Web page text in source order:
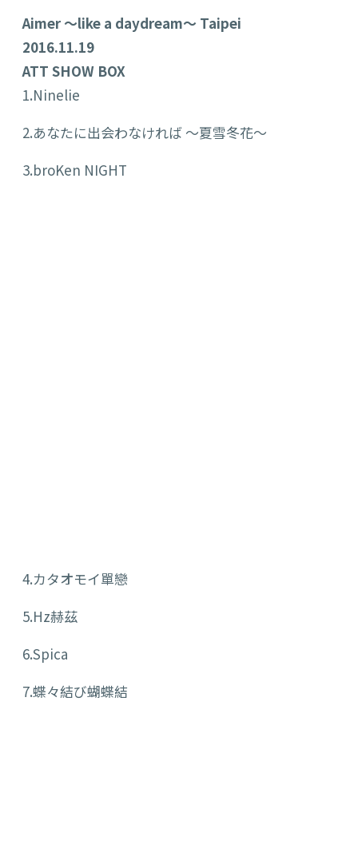
Aimer ～like a daydream～ Taipei
2016.11.19
ATT SHOW BOX
1.Ninelie
2.あなたに出会わなければ ～夏雪冬花～
3.broKen NIGHT
4.カタオモイ單戀
5.Hz赫茲
6.Spica
7.蝶々結び蝴蝶結